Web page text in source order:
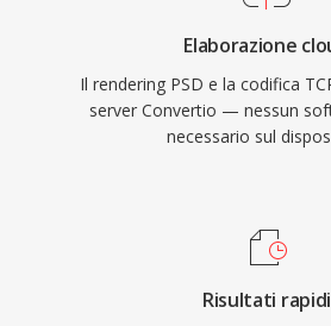
Elaborazione
Il rendering PSD e la codifica
server Convertio — nessun
necessario sul
Risultati rapidi